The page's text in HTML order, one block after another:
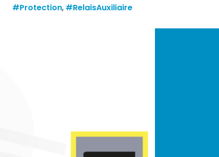
#Protection, #RelaisAuxiliaire